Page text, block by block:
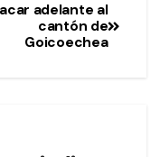
adelante al
cantón de
Goicoechea